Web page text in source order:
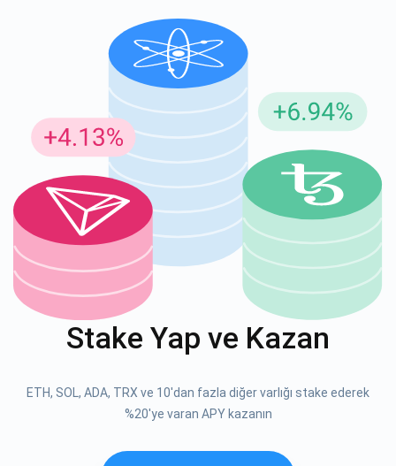
Stake Yap ve Kazan
ETH, SOL, ADA, TRX ve 10'dan fazla diğer varlığı stake ederek
%20'ye varan APY kazanın
Atomic
1000.000
ABONE OL
support@atomicwallet.io
YouTube'umuza göz atın
Güncellemeler için Abone Ol
En son proje güncellemelerini ve kripto kılavuzlarını ilk alan
siz olun